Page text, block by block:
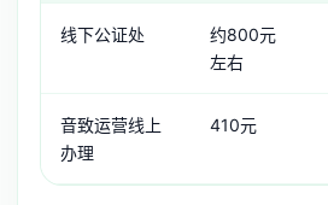
线下公证处
约800元
左右
音致运营线上
办理
410元